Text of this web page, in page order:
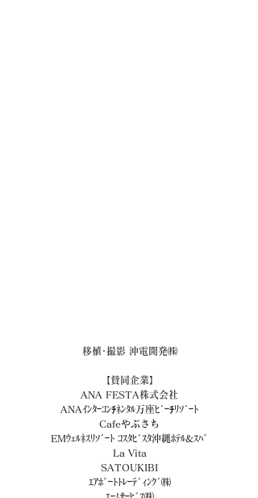
移植･撮影 沖電開発㈱
【賛同企業】
ANA FESTA株式会社
ANAｲﾝﾀｰｺﾝﾁﾈﾝﾀﾙ万座ﾋﾞｰﾁﾘｿﾞｰﾄ
Cafeやぶさち
EMｳｪﾙﾈｽﾘｿﾞｰﾄ ｺｽﾀﾋﾞｽﾀ沖縄ﾎﾃﾙ&ｽﾊﾟ
La Vita
SATOUKIBI
ｴｱﾎﾟｰﾄﾄﾚｰﾃﾞｨﾝｸﾞ㈱
ｴｰﾑｻｰﾋﾞｽ㈱